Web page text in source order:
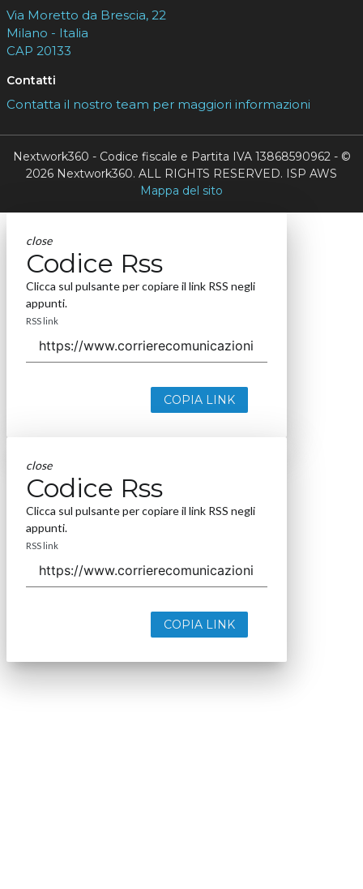
Via Moretto da Brescia, 22
Milano - Italia
CAP 20133
Contatti
Contatta il nostro team per maggiori informazioni
Nextwork360 - Codice fiscale e Partita IVA 13868590962 - ©
2026 Nextwork360. ALL RIGHTS RESERVED. ISP AWS
Mappa del sito
close
Codice Rss
Clicca sul pulsante per copiare il link RSS negli
appunti.
RSS link
COPIA LINK
close
Codice Rss
Clicca sul pulsante per copiare il link RSS negli
appunti.
RSS link
COPIA LINK